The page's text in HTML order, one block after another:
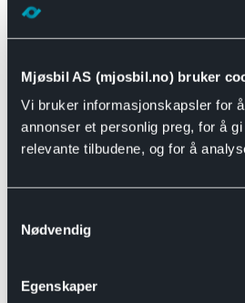
Mjøsbil AS (mjosbil.no) bruker
Vi bruker informasjonskapsler for
annonser et personlig preg, for å
relevante tilbudene, og for å
Nødvendig
Egenskaper
Motor og drivverk
Se alle Universal
Bremsedeler
Se alle
Bremsenippler
Drivline og motor
Se alle Drivline
Eksosanlegg